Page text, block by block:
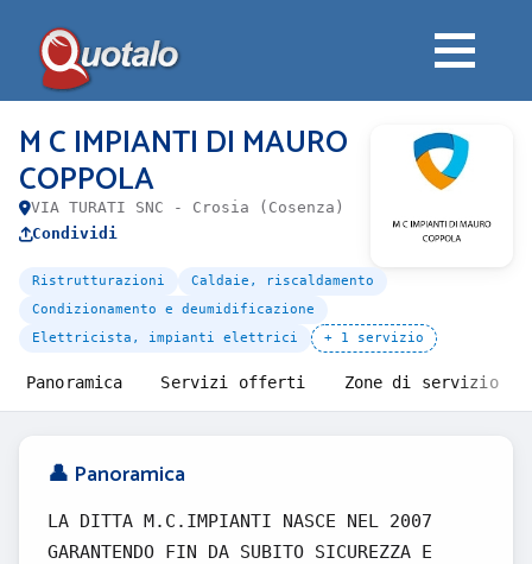
M C IMPIANTI DI MAURO
COPPOLA
VIA TURATI SNC - Crosia (Cosenza)
Condividi
Ristrutturazioni
Caldaie, riscaldamento
Condizionamento e deumidificazione
Elettricista, impianti elettrici
+ 1 servizio
Panoramica Servizi offerti Zone di servizio
👤 Panoramica
LA DITTA M.C.IMPIANTI NASCE NEL 2007
GARANTENDO FIN DA SUBITO SICUREZZA E